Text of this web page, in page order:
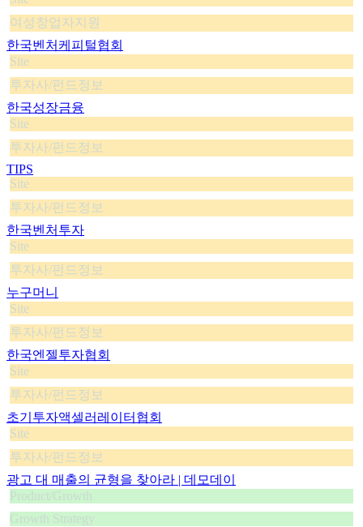
여성창업자지원
한국벤처케피털협회
Site
투자사/펀드정보
한국성장금융
Site
투자사/펀드정보
TIPS
Site
투자사/펀드정보
한국벤처투자
Site
투자사/펀드정보
누구머니
Site
투자사/펀드정보
한국엔젤투자협회
Site
투자사/펀드정보
초기투자액셀러레이터협회
Site
투자사/펀드정보
광고 대 매출의 균형을 찾아라 | 데모데이
Product/Growth
Growth Strategy